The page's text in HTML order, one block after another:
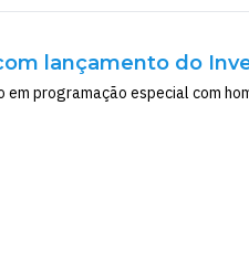
lançamento do
programação especial com